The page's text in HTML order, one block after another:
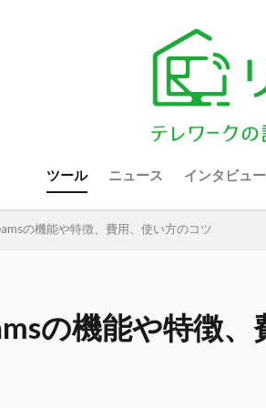
ツール ニュース インタビュー
の機能や特徴、費用、使い方のコツ
の機能や特徴